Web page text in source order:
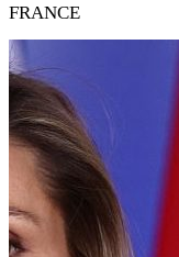
FRANCE